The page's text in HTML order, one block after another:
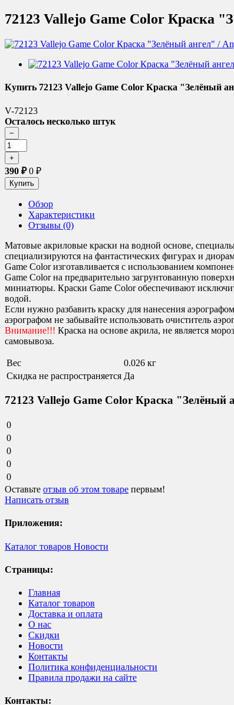
72123 Vallejo Game Color Краска
Купить 72123 Vallejo Game Color Краска "Зелёный
V-72123
Осталось несколько штук
390 ₽0 ₽
Обзор
Характеристики
Отзывы (0)
Матовые акриловые краски на водной основе,
специализируются на фантастических фигурах и
Game Color изготавливается с использованием
Game Color на предварительно загрунтованную
миниатюры. Краски Game Color обеспечивают
водой.
Если нужно разбавить краску для нанесения
аэрографом не забывайте использовать очиститель
Внимание!!! Краска на основе акрила, не является
самовывоза.
Вес
0.026 кг
Скидка не распространяется Да
72123 Vallejo Game Color Краска "Зелёный
0
0
0
0
0
Оставьте отзыв об этом товаре первым!
Написать отзыв
Приложения:
Каталог товаров Новости
Страницы:
Главная
Каталог товаров
Доставка и оплата
О нас
Скидки
Новости
Контакты
Политика конфиденциальности
Правила продажи на сайте
Контакты: